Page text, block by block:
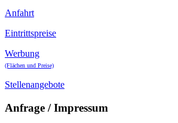
Anfahrt
Eintrittspreise
Werbung
(Flächen und Preise)
Stellenangebote
Anfrage / Impressum